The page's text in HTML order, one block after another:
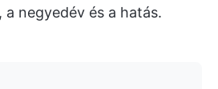
a negyedév és a hatás.